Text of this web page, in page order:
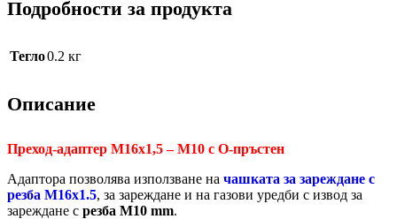
Подробности за продукта
Тегло0.2 кг
Описание
Преход-адаптер М16х1,5 – М10 с О-пръстен
Адаптора позволява използване на чашката за зареждане с
резба М16х1.5, за зареждане и на газови уредби с извод за
зареждане с резба М10 mm.